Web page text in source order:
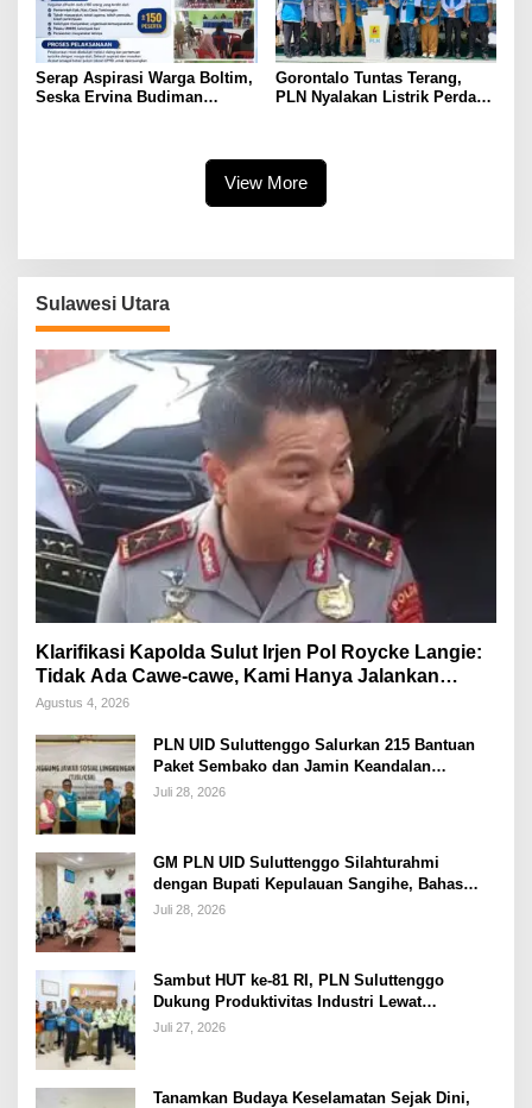
Serap Aspirasi Warga Boltim,
Seska Ervina Budiman
Gorontalo Tuntas Terang,
PLN Nyalakan Listrik Perdana
View More
Sulawesi Utara
Klarifikasi Kapolda Sulut Irjen Pol Roycke Langie:
Tidak Ada Cawe-cawe, Kami Hanya Jalankan
Perintah Undang-Undang
Agustus 4, 2026
PLN UID Suluttenggo Salurkan 215 Bantuan
Paket Sembako dan Jamin Keandalan
Kelistrikan Pasca Bencana di Tamako
Juli 28, 2026
GM PLN UID Suluttenggo Silahturahmi
dengan Bupati Kepulauan Sangihe, Bahas
Keandalan Sistem Kelistrikan hingga
Juli 28, 2026
Sambut HUT ke-81 RI, PLN Suluttenggo
Dukung Produktivitas Industri Lewat
Penambahan Daya PT J Resources Bolaang
Juli 27, 2026
Tanamkan Budaya Keselamatan Sejak Dini,